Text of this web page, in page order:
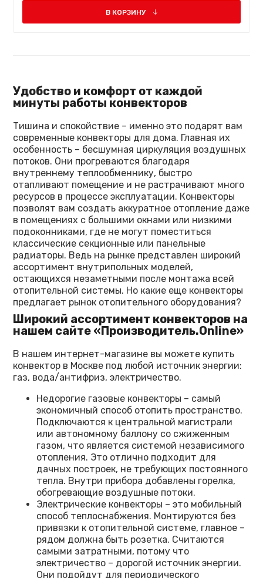
В КОРЗИНУ
Удобство и комфорт от каждой
минуты работы конвекторов
Тишина и спокойствие – именно это подарят вам
современные конвекторы для дома. Главная их
особенность – бесшумная циркуляция воздушных
потоков. Они прогреваются благодаря
внутреннему теплообменнику, быстро
отапливают помещение и не растрачивают много
ресурсов в процессе эксплуатации. Конвекторы
позволят вам создать аккуратное отопление даже
в помещениях с большими окнами или низкими
подоконниками, где не могут поместиться
классические секционные или панельные
радиаторы. Ведь на рынке представлен широкий
ассортимент внутрипольных моделей,
остающихся незаметными после монтажа всей
отопительной системы. Но какие еще конвекторы
предлагает рынок отопительного оборудования?
Широкий ассортимент конвекторов на
нашем сайте «Производитель.Online»
В нашем интернет-магазине вы можете купить
конвектор в Москве под любой источник энергии:
газ, вода/антифриз, электричество.
Недорогие газовые конвекторы – самый
экономичный способ отопить пространство.
Подключаются к центральной магистрали
или автономному баллону со сжиженным
газом, что является системой независимого
отопления. Это отлично подходит для
дачных построек, не требующих постоянного
тепла. Внутри прибора добавлены горелка,
обогревающие воздушные потоки.
Электрические конвекторы – это мобильный
способ теплоснабжения. Монтируются без
привязки к отопительной системе, главное –
рядом должна быть розетка. Считаются
самыми затратными, потому что
электричество – дорогой источник энергии.
Они подойдут для периодического